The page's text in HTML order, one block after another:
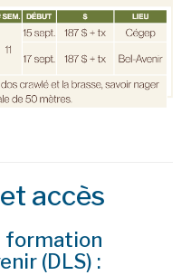
accès
formation
(DLS) :